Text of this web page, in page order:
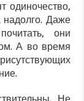
одиночество,
надолго. Даже
они
А во время